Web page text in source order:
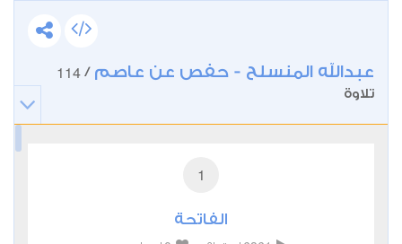
عبدالله المنسلح - حفص عن عاصم /
114
تلاوة
1
الفاتحة